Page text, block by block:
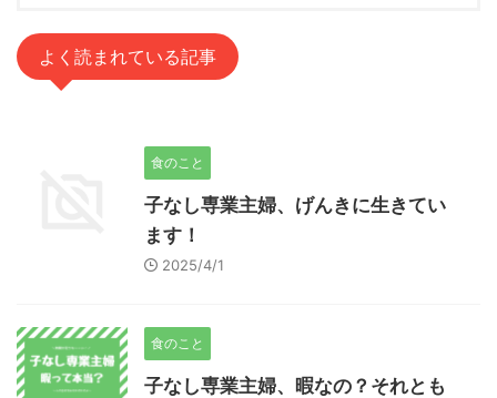
よく読まれている記事
食のこと
子なし専業主婦、げんきに生きてい
ます！
2025/4/1
食のこと
子なし専業主婦、暇なの？それとも